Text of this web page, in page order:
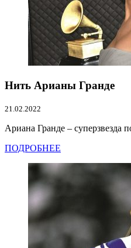
Нить Арианы Гранде
21.02.2022
Ариана Гранде – суперзвезда
ПОДРОБНЕЕ